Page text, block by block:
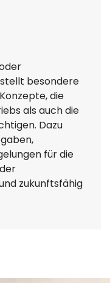
besondere
die
als auch die
Dazu
für die
zukunftsfähig